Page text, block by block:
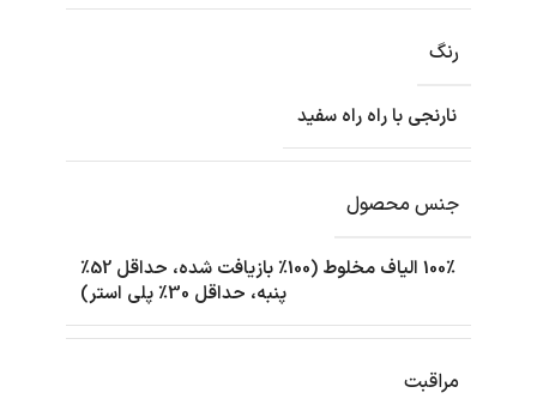
رنگ
نارنجی با راه راه سفید
جنس محصول
100٪ الیاف مخلوط (100٪ بازیافت شده، حداقل 52٪
پنبه، حداقل 30٪ پلی استر)
مراقبت